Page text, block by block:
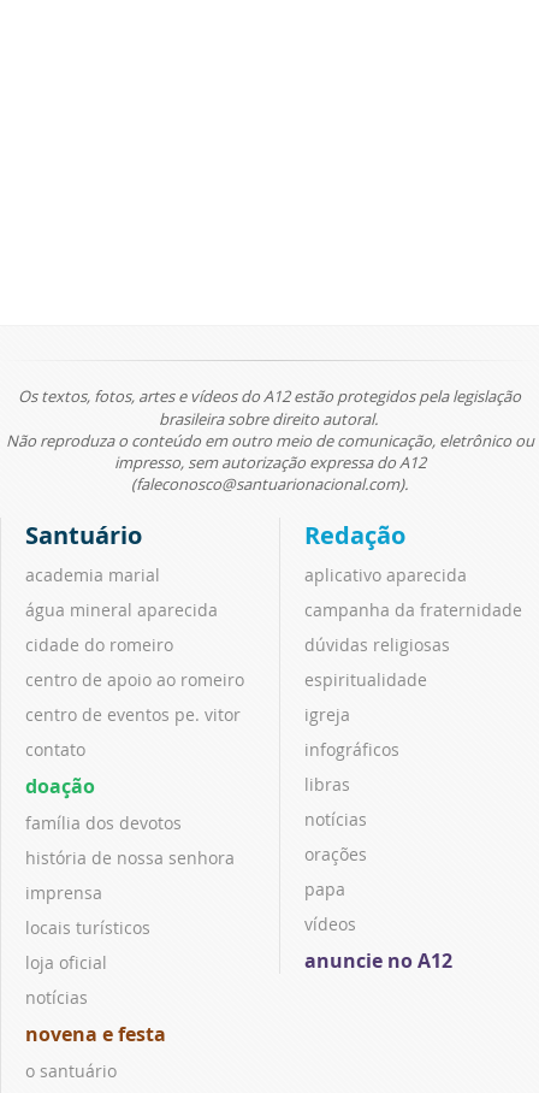
Os textos, fotos, artes e vídeos do A12 estão protegidos pela legislação
brasileira sobre direito autoral.
Não reproduza o conteúdo em outro meio de comunicação, eletrônico ou
impresso, sem autorização expressa do A12
(faleconosco@santuarionacional.com).
Santuário
academia marial
água mineral aparecida
cidade do romeiro
centro de apoio ao romeiro
centro de eventos pe. vitor
contato
doação
família dos devotos
história de nossa senhora
imprensa
locais turísticos
loja oficial
notícias
novena e festa
o santuário
Redação
aplicativo aparecida
campanha da fraternidade
dúvidas religiosas
espiritualidade
igreja
infográficos
libras
notícias
orações
papa
vídeos
anuncie no A12